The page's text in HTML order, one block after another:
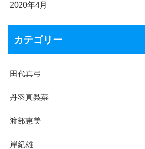
2020年4月
カテゴリー
田代真弓
丹羽真梨菜
渡部恵美
岸紀雄